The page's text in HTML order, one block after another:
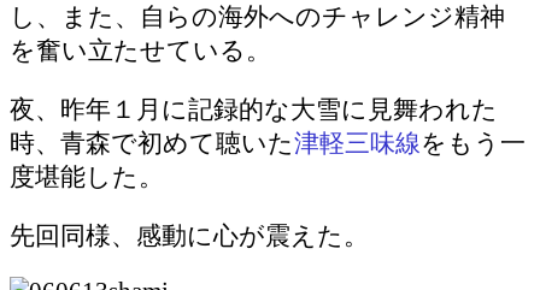
し、また、自らの海外へのチャレンジ精神
を奮い立たせている。
夜、昨年１月に記録的な大雪に見舞われた
時、青森で初めて聴いた津軽三味線をもう一
度堪能した。
先回同様、感動に心が震えた。